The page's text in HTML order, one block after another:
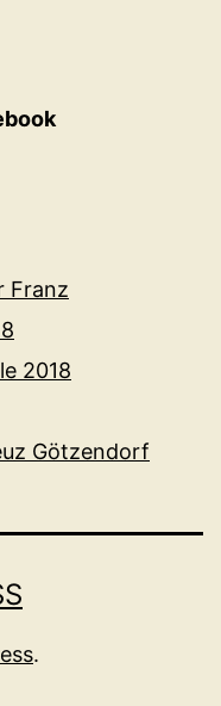
Franz
2018
Götzendorf
.